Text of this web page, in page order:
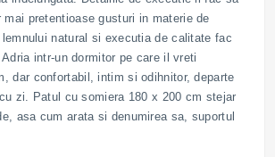
mai pretentioase gusturi in materie de
lemnului natural si executia de calitate fac
intr-un dormitor pe care il vreti
dar confortabil, intim si odihnitor, departe
zi. Patul cu somiera 180 x 200 cm stejar
asa cum arata si denumirea sa, suportul